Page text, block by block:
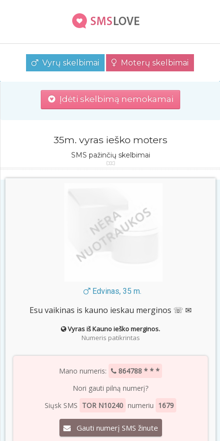
Vyrų skelbimai Moterų skelbimai
Įdėti skelbimą nemokamai
35m. vyras ieško moters
SMS pažinčių skelbimai
Edvinas, 35 m.
Esu vaikinas is kauno ieskau merginos ☏ ✉
Vyras iš Kauno ieško merginos.
Numeris patikrintas
Mano numeris:
864788 * * *
Nori gauti pilną numerį?
Siųsk SMS TOR N10240 numeriu 1679
Gauti numerį SMS žinute